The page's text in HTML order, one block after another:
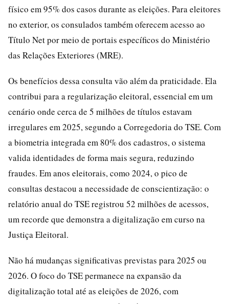
físico em 95% dos casos durante as eleições. Para eleitores
no exterior, os consulados também oferecem acesso ao
Título Net por meio de portais específicos do Ministério
das Relações Exteriores (MRE).
Os benefícios dessa consulta vão além da praticidade. Ela
contribui para a regularização eleitoral, essencial em um
cenário onde cerca de 5 milhões de títulos estavam
irregulares em 2025, segundo a Corregedoria do TSE. Com
a biometria integrada em 80% dos cadastros, o sistema
valida identidades de forma mais segura, reduzindo
fraudes. Em anos eleitorais, como 2024, o pico de
consultas destacou a necessidade de conscientização: o
relatório anual do TSE registrou 52 milhões de acessos,
um recorde que demonstra a digitalização em curso na
Justiça Eleitoral.
Não há mudanças significativas previstas para 2025 ou
2026. O foco do TSE permanece na expansão da
digitalização total até as eleições de 2026, com